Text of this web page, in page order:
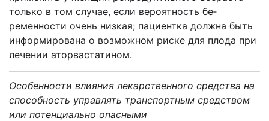
только в том случае, если вероятность бе­
ременности очень низкая; пациентка должна быть
информирована о возможном риске для плода при
лечении аторвастатином.
Особенности влияния лекарственного средства на
способность управлять транспортным средством
или потенциально опасными